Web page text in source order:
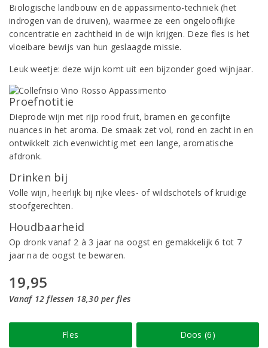
Biologische landbouw en de appassimento-techniek (het
indrogen van de druiven), waarmee ze een ongelooflijke
concentratie en zachtheid in de wijn krijgen. Deze fles is het
vloeibare bewijs van hun geslaagde missie.
Leuk weetje: deze wijn komt uit een bijzonder goed wijnjaar.
Proefnotitie
Dieprode wijn met rijp rood fruit, bramen en geconfijte
nuances in het aroma. De smaak zet vol, rond en zacht in en
ontwikkelt zich evenwichtig met een lange, aromatische
afdronk.
Drinken bij
Volle wijn, heerlijk bij rijke vlees- of wildschotels of kruidige
stoofgerechten.
Houdbaarheid
Op dronk vanaf 2 à 3 jaar na oogst en gemakkelijk 6 tot 7
jaar na de oogst te bewaren.
19,95
Vanaf 12 flessen 18,30 per fles
Fles Doos (6)